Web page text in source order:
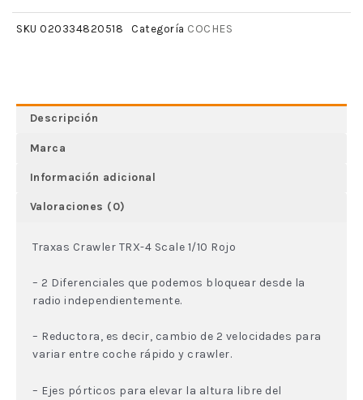
SKU 020334820518 Categoría COCHES
Descripción
Marca
Información adicional
Valoraciones (0)
Traxas Crawler TRX-4 Scale 1/10 Rojo
– 2 Diferenciales que podemos bloquear desde la
radio independientemente.
– Reductora, es decir, cambio de 2 velocidades para
variar entre coche rápido y crawler.
– Ejes pórticos para elevar la altura libre del